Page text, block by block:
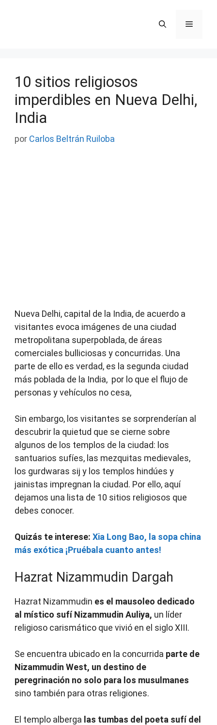
Menú
10 sitios religiosos
imperdibles en Nueva Delhi,
India
por Carlos Beltrán Ruiloba
Nueva Delhi, capital de la India, de acuerdo a
visitantes evoca imágenes de una ciudad
metropolitana superpoblada, de áreas
comerciales bulliciosas y concurridas. Una
parte de ello es verdad, es la segunda ciudad
más poblada de la India, por lo que el flujo de
personas y vehículos no cesa,
Sin embargo, los visitantes se sorprenderían al
descubrir la quietud que se cierne sobre
algunos de los templos de la ciudad: los
santuarios sufíes, las mezquitas medievales,
los gurdwaras sij y los templos hindúes y
jainistas impregnan la ciudad. Por ello, aquí
dejamos una lista de 10 sitios religiosos que
debes conocer.
Quizás te interese: Xia Long Bao, la sopa china
más exótica ¡Pruébala cuanto antes!
Hazrat Nizammudin Dargah
Hazrat Nizammudin es el mausoleo dedicado
al místico sufí Nizammudin Auliya, un líder
religioso carismático que vivió en el siglo XIII.
Se encuentra ubicado en la concurrida parte de
Nizammudin West, un destino de
peregrinación no solo para los musulmanes
sino también para otras religiones.
El templo alberga las tumbas del poeta sufí del